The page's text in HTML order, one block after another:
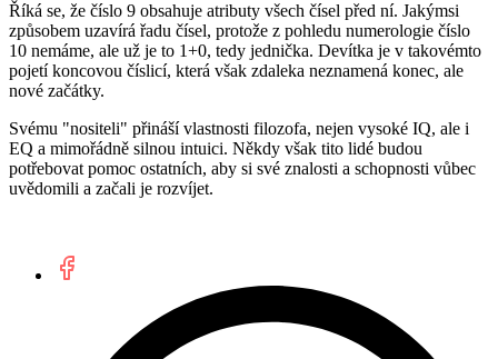
Říká se, že číslo 9 obsahuje atributy všech čísel před ní. Jakýmsi
způsobem uzavírá řadu čísel, protože z pohledu numerologie číslo
10 nemáme, ale už je to 1+0, tedy jednička. Devítka je v takovémto
pojetí koncovou číslicí, která však zdaleka neznamená konec, ale
nové začátky.
Svému "nositeli" přináší vlastnosti filozofa, nejen vysoké IQ, ale i
EQ a mimořádně silnou intuici. Někdy však tito lidé budou
potřebovat pomoc ostatních, aby si své znalosti a schopnosti vůbec
uvědomili a začali je rozvíjet.